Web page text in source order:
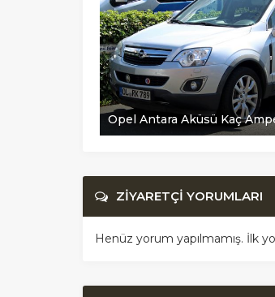
Opel Antara Aküsü Kaç
ZİYARETÇİ YORUMLARI
Henüz yorum yapılmamış. İlk